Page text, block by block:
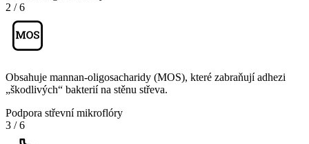
2 /6
Obsahuje mannan-oligosacharidy (MOS), které zabraňují adhezi
„škodlivých“ bakterií na stěnu střeva.
Podpora střevní mikroflóry
3 /6